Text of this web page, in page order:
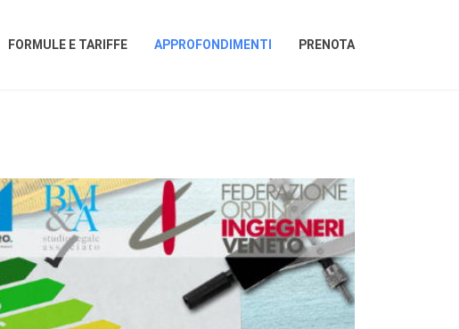
FORMULE E TARIFFE APPROFONDIMENTI PRENOTA